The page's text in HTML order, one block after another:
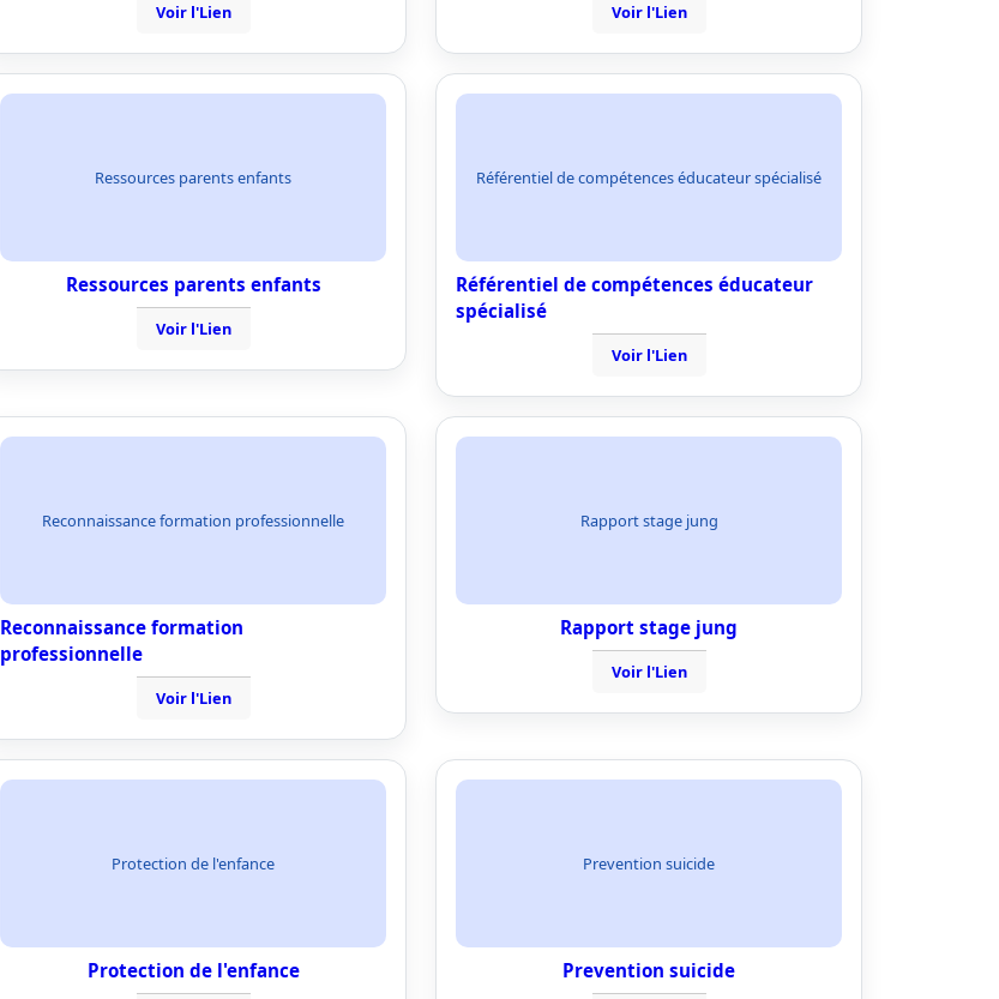
Voir l'Lien Voir l'Lien
Ressources parents enfants
Ressources parents enfants
Voir l'Lien
Référentiel de compétences éducateur spécialisé
Référentiel de compétences éducateur
spécialisé
Voir l'Lien
Reconnaissance formation professionnelle
Reconnaissance formation
professionnelle
Voir l'Lien
Rapport stage jung
Rapport stage jung
Voir l'Lien
Protection de l'enfance
Protection de l'enfance
Prevention suicide
Prevention suicide